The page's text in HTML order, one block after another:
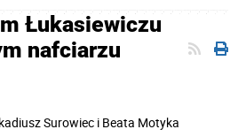
Łukasiewiczu
nafciarzu
Surowiec i Beata Motyka